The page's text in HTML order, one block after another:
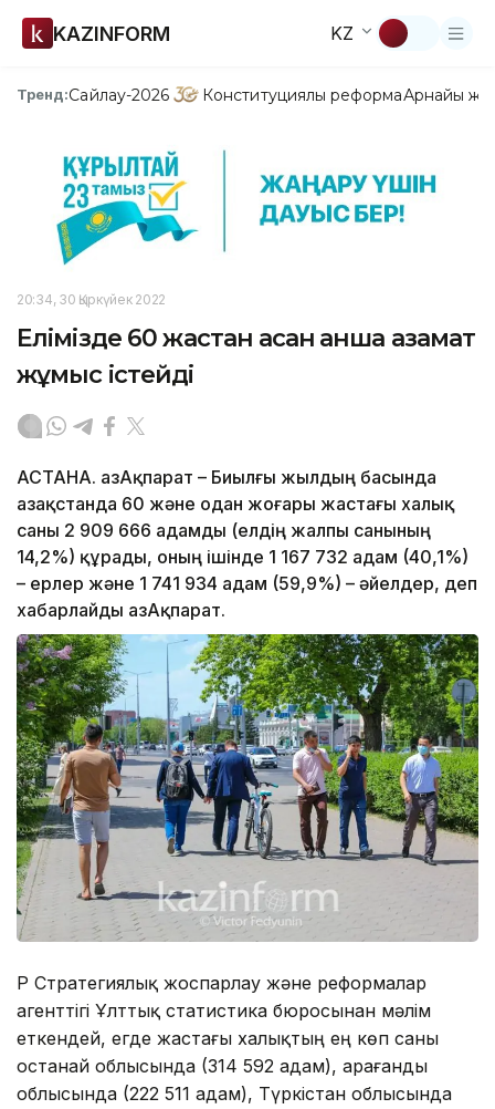
KAZINFORM KZ
Тренд:Сайлау-2026 Конституциялық реформаАрнайы
20:34, 30 Қыркүйек 2022
Елімізде 60 жастан асқан қанша азамат
жұмыс істейді
АСТАНА. ҚазАқпарат – Биылғы жылдың басында
Қазақстанда 60 және одан жоғары жастағы халық
саны 2 909 666 адамды (елдің жалпы санының
14,2%) құрады, оның ішінде 1 167 732 адам (40,1%)
– ерлер және 1 741 934 адам (59,9%) – әйелдер, деп
хабарлайды ҚазАқпарат.
ҚР Стратегиялық жоспарлау және реформалар
агенттігі Ұлттық статистика бюросынан мәлім
еткендей, егде жастағы халықтың ең көп саны
Қостанай облысында (314 592 адам), Қарағанды
облысында (222 511 адам), Түркістан облысында